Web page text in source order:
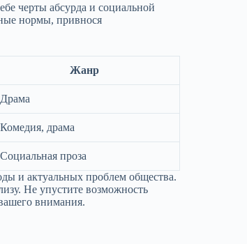
черты абсурда и социальной
нормы, привнося
Жанр
Драма
Комедия, драма
Социальная проза
и актуальных проблем общества.
Не упустите возможность
внимания.